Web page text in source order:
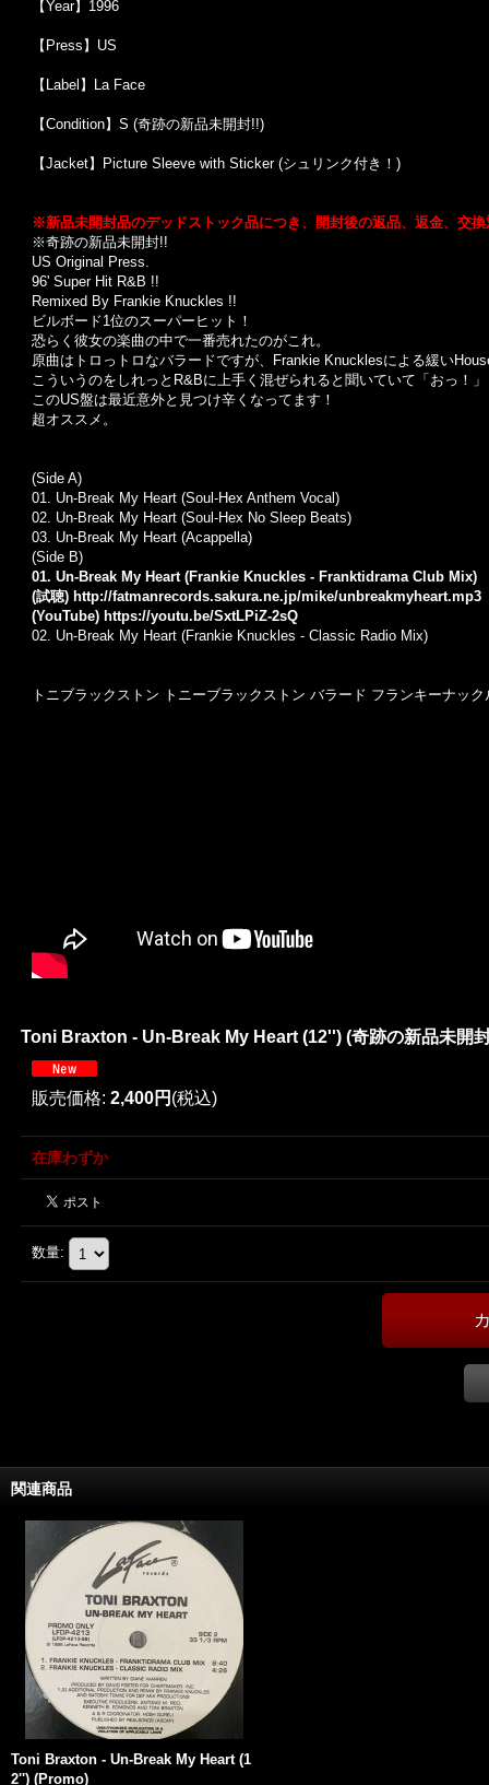
【Year】1996
【Press】US
【Label】La Face
【Condition】S (奇跡の新品未開封!!)
【Jacket】Picture Sleeve with Sticker (シュリンク付き！)
※新品未開封品のデッドストック品につき、開封後の返品、返金、交
※奇跡の新品未開封!!
US Original Press.
96' Super Hit R&B !!
Remixed By Frankie Knuckles !!
ビルボード1位のスーパーヒット！
恐らく彼女の楽曲の中で一番売れたのがこれ。
原曲はトロっトロなバラードですが、Frankie Knucklesによる緩い
こういうのをしれっとR&Bに上手く混ぜられると聞いていて「おっ！
このUS盤は最近意外と見つけ辛くなってます！
超オススメ。
(Side A)
01. Un-Break My Heart (Soul-Hex Anthem Vocal)
02. Un-Break My Heart (Soul-Hex No Sleep Beats)
03. Un-Break My Heart (Acappella)
(Side B)
01. Un-Break My Heart (Frankie Knuckles - Franktidrama Club Mix)
(試聴) http://fatmanrecords.sakura.ne.jp/mike/unbreakmyheart.mp3
(YouTube) https://youtu.be/SxtLPiZ-2sQ
02. Un-Break My Heart (Frankie Knuckles - Classic Radio Mix)
トニブラックストン トニーブラックストン バラード フランキーナッ
Toni Braxton - Un-Break My Heart (12'') (奇跡の新品未開
販売価格: 2,400円 (税込)
在庫わずか
数量:
関連商品
Toni Braxton - Un-Break My Heart (1
2'') (Promo)